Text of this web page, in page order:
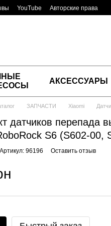
YouTube
Авторские права
АКСЕССУАРЫ
ЗАПЧАСТИ Xiaomi
датчиков перепада
S6 (S602-00,
Артикул: 96196 Оставить отзыв